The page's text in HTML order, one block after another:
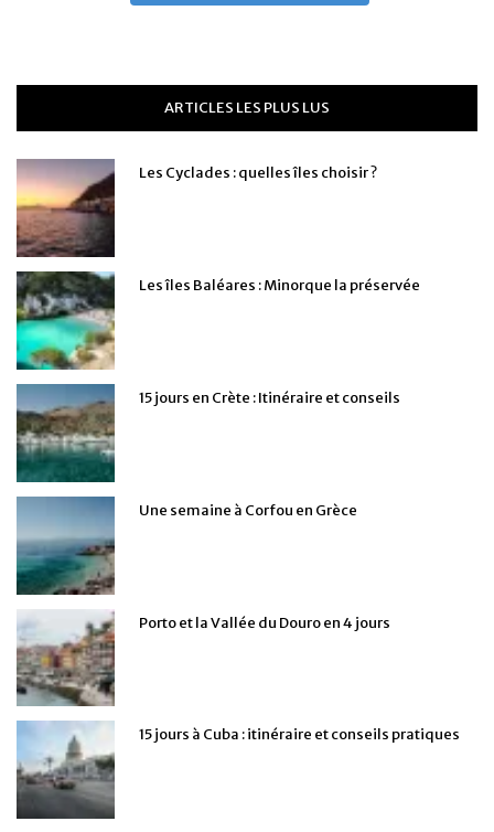
ARTICLES LES PLUS LUS
Les Cyclades : quelles îles choisir ?
Les îles Baléares : Minorque la préservée
15 jours en Crète : Itinéraire et conseils
Une semaine à Corfou en Grèce
Porto et la Vallée du Douro en 4 jours
15 jours à Cuba : itinéraire et conseils pratiques